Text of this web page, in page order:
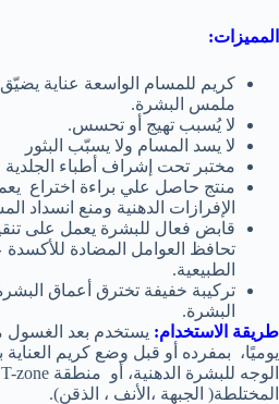
المميزات:
كريم للمسام الواسعة عناية
ملمس البشرة.
لا يُسبب تهيج أو تحسس.
لا يسد المسام ولا يسبّب البثور
مختبر تحت إشراف أطباء الجلدية
منتج حاصل علي براءة اختراع
الإفرازات الدهنية ومنع انسداد
قابض فعال للبشرة يعمل على
تحافظ العوامل المضادة للأكسدة
الطبيعية.
تركيبة خفيفة تخترق أعماق
البشرة.
طريقة الاستخدام: يستخدم بعد الغسول
يوميًا، بمفرده أو قبل وضع كريم
المختلطة( الجبهة ،الأنف ، الذقن).